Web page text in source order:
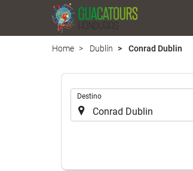
Home Dublín Conrad Dublin
Destino